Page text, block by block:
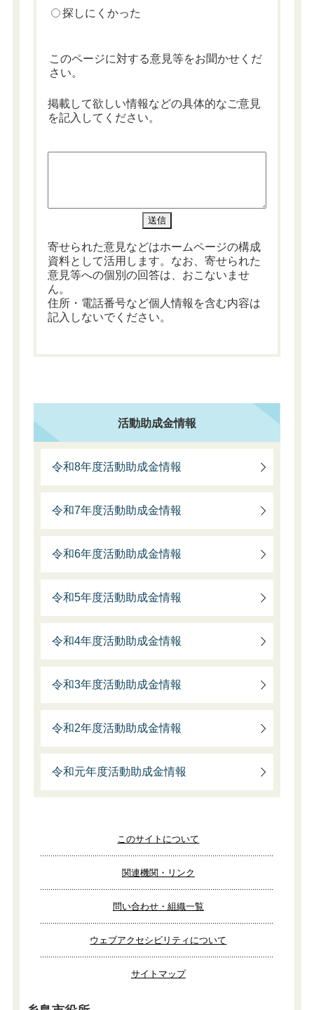
探しにくかった
このページに対する意見等をお聞かせくだ
さい。
掲載して欲しい情報などの具体的なご意見
を記入してください。
寄せられた意見などはホームページの構成
資料として活用します。なお、寄せられた
意見等への個別の回答は、おこないませ
ん。
住所・電話番号など個人情報を含む内容は
記入しないでください。
活動助成金情報
令和8年度活動助成金情報
令和7年度活動助成金情報
令和6年度活動助成金情報
令和5年度活動助成金情報
令和4年度活動助成金情報
令和3年度活動助成金情報
令和2年度活動助成金情報
令和元年度活動助成金情報
このサイトについて
関連機関・リンク
問い合わせ・組織一覧
ウェブアクセシビリティについて
サイトマップ